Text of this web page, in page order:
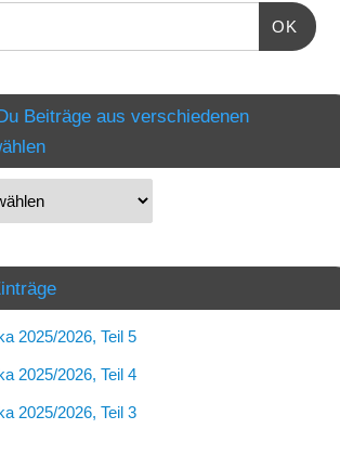
OK
Beiträge aus verschiedenen
2025/2026, Teil 5
2025/2026, Teil 4
2025/2026, Teil 3